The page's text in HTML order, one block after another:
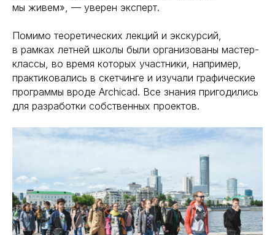
мы живем», — уверен эксперт.
Помимо теоретических лекций и экскурсий,
в рамках летней школы были организованы мастер-
классы, во время которых участники, например,
практиковались в скетчинге и изучали графические
программы вроде Archicad. Все знания пригодились
для разработки собственных проектов.